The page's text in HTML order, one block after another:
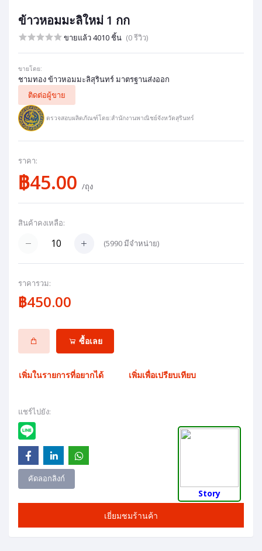
ข้าวหอมมะลิใหม่ 1 กก
ขายแล้ว 4010 ชิ้น (0 รีวิว)
ขายโดย:
ชามทอง ข้าวหอมมะลิสุรินทร์ มาตรฐานส่งออก
ติดต่อผู้ขาย
ตรวจสอบผลิตภัณฑ์โดย:สำนักงานพาณิชย์จังหวัดสุรินทร์
ราคา:
฿45.00 /ถุง
สินค้าคงเหลือ:
(5990มีจำหน่าย)
ราคารวม:
฿450.00
ซื้อเลย
เพิ่มในรายการที่อยากได้ เพิ่มเพื่อเปรียบเทียบ
แชร์ไปยัง:
คัดลอกลิงก์
เยี่ยมชมร้านค้า
Story